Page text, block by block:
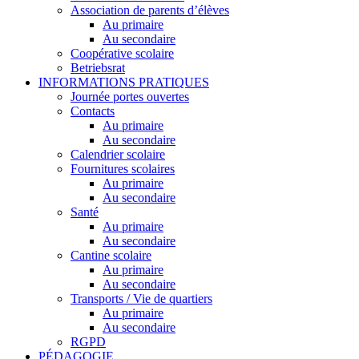
Association de parents d’élèves
Au primaire
Au secondaire
Coopérative scolaire
Betriebsrat
INFORMATIONS PRATIQUES
Journée portes ouvertes
Contacts
Au primaire
Au secondaire
Calendrier scolaire
Fournitures scolaires
Au primaire
Au secondaire
Santé
Au primaire
Au secondaire
Cantine scolaire
Au primaire
Au secondaire
Transports / Vie de quartiers
Au primaire
Au secondaire
RGPD
PÉDAGOGIE